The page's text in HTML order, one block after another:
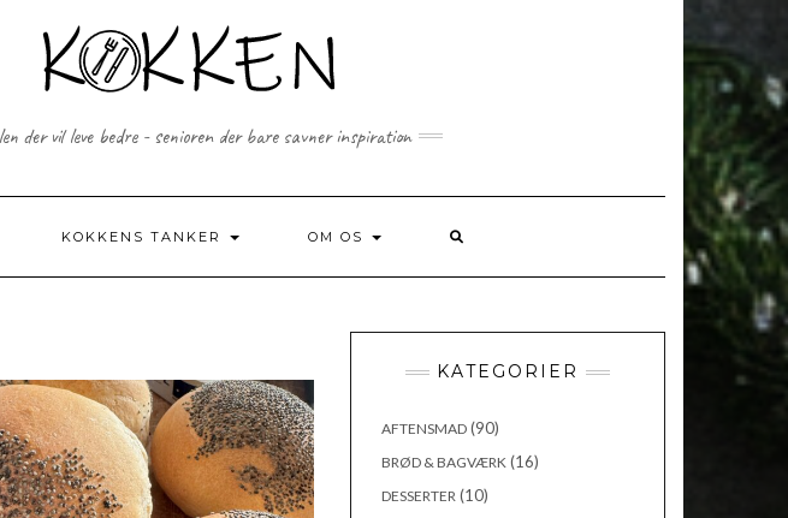
der vil leve bedre - senioren der bare savner inspiration
KOKKENS TANKER OM OS
KATEGORIER
AFTENSMAD(90)
BRØD & BAGVÆRK (16)
DESSERTER (10)